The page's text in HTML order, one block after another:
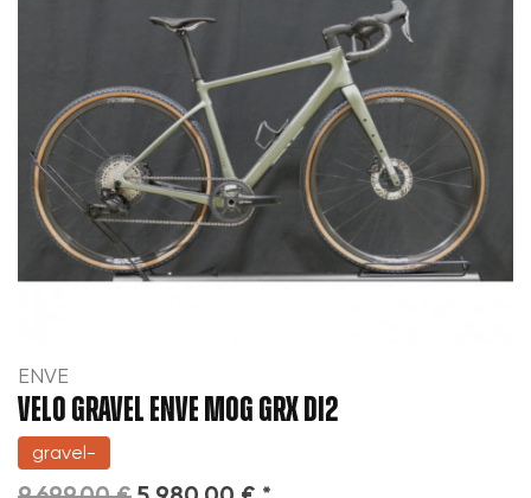
ENVE
VELO GRAVEL ENVE MOG GRX DI2
gravel-